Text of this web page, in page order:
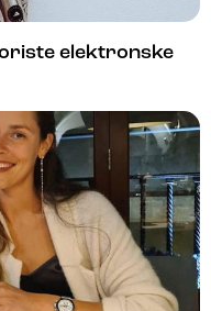
elektronske